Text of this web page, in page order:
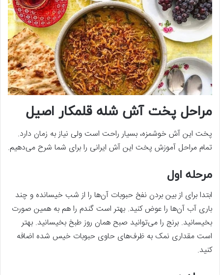
مراحل پخت آش شله قلمکار اصیل
پخت این آش خوشمزه، بسیار راحت است ولی نیاز به زمان دارد.
تمام مراحل آموزش پخت این آش ایرانی را برای شما شرح می‌‌دهیم.
مرحله اول
ابتدا برای از بین بردن نفخ حبوبات آن‌‌ها را از شب خیسانده و چند
باری آب آن‌‌ها را عوض کنید. بهتر است گندم را هم به همین صورت
بخیسانید. برنج را می‌‌توانید صبح همان روز طبخ بخیسانید. بهتر
است مقداری نمک به ظرف‌‌های حاوی حبوبات خیس شده اضافه
کنید.